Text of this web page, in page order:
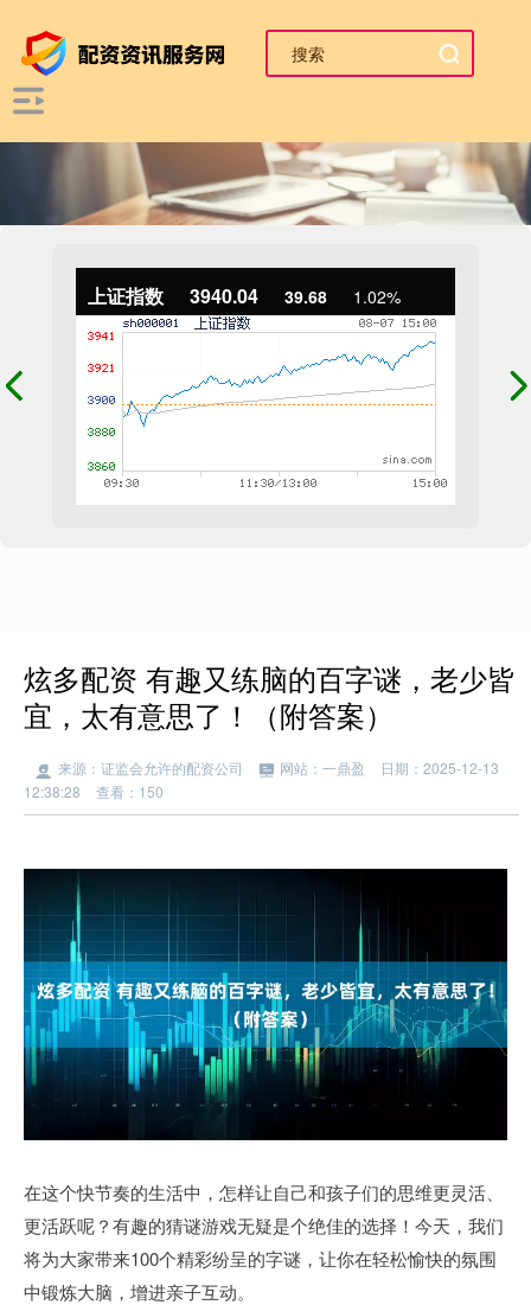
上证指数 3940.04 39.68 1.02%
炫多配资 有趣又练脑的百字谜，老少皆
宜，太有意思了！（附答案）
来源：证监会允许的配资公司 网站：一鼎盈
日期：2025-12-13
12:38:28
查看：150
在这个快节奏的生活中，怎样让自己和孩子们的思维更灵活、
更活跃呢？有趣的猜谜游戏无疑是个绝佳的选择！今天，我们
将为大家带来100个精彩纷呈的字谜，让你在轻松愉快的氛围
中锻炼大脑，增进亲子互动。